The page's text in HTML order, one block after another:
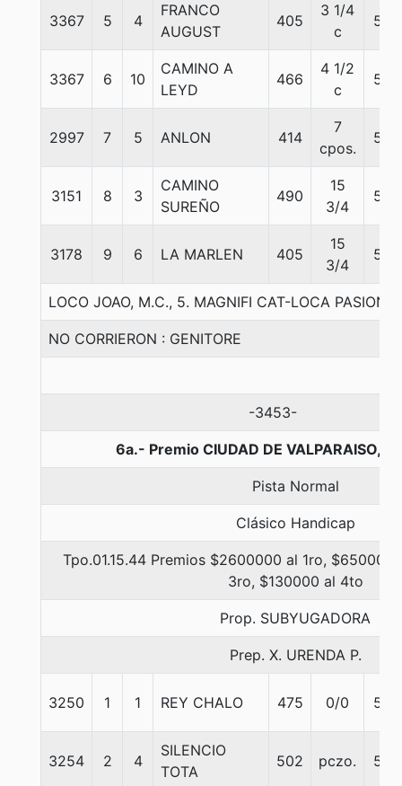
3367 5 4
FRANCO
AUGUST
405
3 1/4
c
57
3367 6 10
CAMINO A
LEYD
466
4 1/2
c
57
2997 7 5 ANLON 414
7
cpos.
57
3151 8 3
CAMINO
SUREÑO
490
15
3/4
57
3178 9 6 LA MARLEN 405
15
3/4
55
LOCO JOAO, M.C., 5. MAGNIFI CAT-LOCA PASION-
NO CORRIERON : GENITORE
-3453-
6a.- Premio CIUDAD DE VALPARAISO,
Pista Normal
Clásico Handicap
Tpo.01.15.44 Premios $2600000 al 1ro,
3ro, $130000 al 4to
Prop. SUBYUGADORA
Prep. X. URENDA P.
3250 1 1 REY CHALO 475 0/0 54
3254 2 4
SILENCIO
TOTA
502 pczo. 59